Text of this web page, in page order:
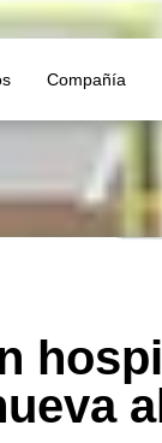
Compañía